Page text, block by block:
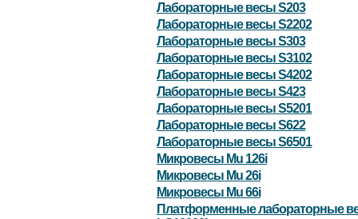
Лабораторные весы S203
Лабораторные весы S2202
Лабораторные весы S303
Лабораторные весы S3102
Лабораторные весы S4202
Лабораторные весы S423
Лабораторные весы S5201
Лабораторные весы S622
Лабораторные весы S6501
Микровесы Mu 126i
Микровесы Mu 26i
Микровесы Mu 66i
Платформенные лабораторные